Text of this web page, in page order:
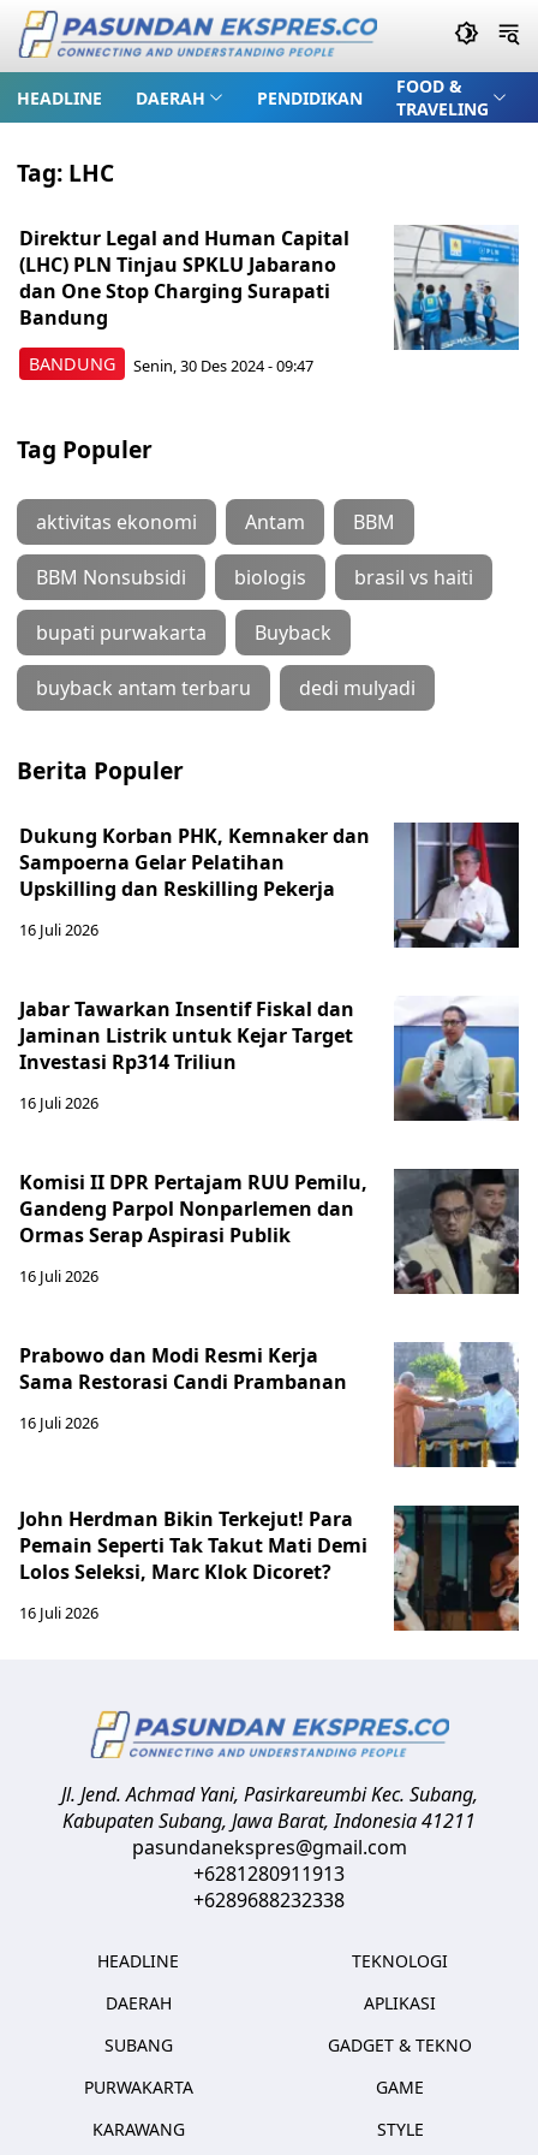
HEADLINE DAERAH PENDIDIKAN
FOOD &
TRAVELING
Tag: LHC
BANDUNG
Direktur Legal and Human Capital
(LHC) PLN Tinjau SPKLU Jabarano
dan One Stop Charging Surapati
Bandung
Senin, 30 Des 2024 - 09:47
Tag Populer
aktivitas ekonomi Antam BBM
BBM Nonsubsidi biologis brasil vs haiti
bupati purwakarta Buyback
buyback antam terbaru dedi mulyadi
Berita Populer
Dukung Korban PHK, Kemnaker dan
Sampoerna Gelar Pelatihan
Upskilling dan Reskilling Pekerja
16 Juli 2026
Jabar Tawarkan Insentif Fiskal dan
Jaminan Listrik untuk Kejar Target
Investasi Rp314 Triliun
16 Juli 2026
Komisi II DPR Pertajam RUU Pemilu,
Gandeng Parpol Nonparlemen dan
Ormas Serap Aspirasi Publik
16 Juli 2026
Prabowo dan Modi Resmi Kerja
Sama Restorasi Candi Prambanan
16 Juli 2026
John Herdman Bikin Terkejut! Para
Pemain Seperti Tak Takut Mati Demi
Lolos Seleksi, Marc Klok Dicoret?
16 Juli 2026
Jl. Jend. Achmad Yani, Pasirkareumbi Kec. Subang,
Kabupaten Subang, Jawa Barat,Indonesia41211
pasundanekspres@gmail.com
+6281280911913
+6289688232338
HEADLINE
DAERAH
SUBANG
PURWAKARTA
KARAWANG
TEKNOLOGI
APLIKASI
GADGET & TEKNO
GAME
STYLE